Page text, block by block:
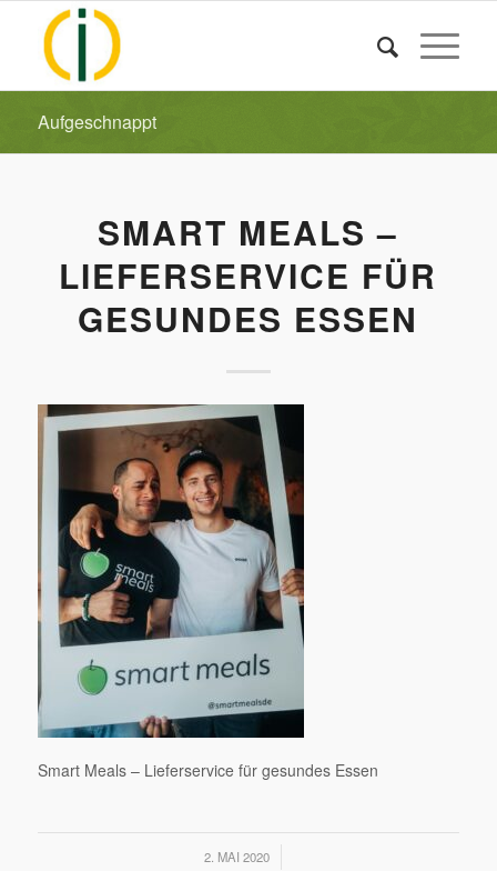
Aufgeschnappt
SMART MEALS –
LIEFERSERVICE FÜR
GESUNDES ESSEN
Smart Meals – Lieferservice für gesundes Essen
2. MAI 2020
/